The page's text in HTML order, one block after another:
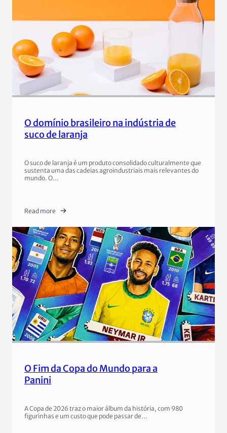
O domínio brasileiro na indústria de
suco de laranja
O suco de laranja é um produto consolidado culturalmente que
sustenta uma das cadeias agroindustriais mais relevantes do
mundo. O…
Read more
O Fim da Copa do Mundo para a
Panini
A Copa de 2026 traz o maior álbum da história, com 980
figurinhas e um custo que pode passar de…